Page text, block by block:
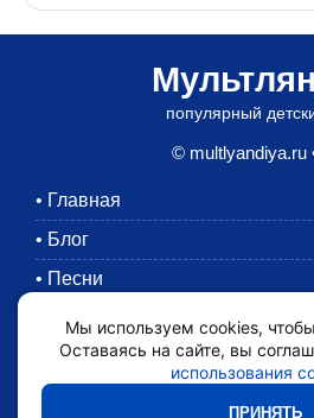
популярный
© multlyandiya.ru
• Главная
• Блог
• Песни
Раскраски
Картинки
•
Мы используем cookies,
Оставаясь на сайте, вы
использования
ПРИНЯТЬ